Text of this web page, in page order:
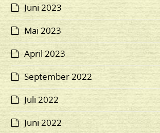
Juni 2023
Mai 2023
April 2023
September 2022
Juli 2022
Juni 2022